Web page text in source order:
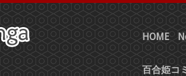
HOME
百合姫コ